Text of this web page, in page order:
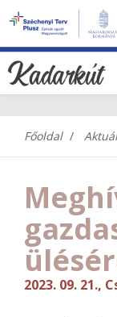
Főoldal
2023. 09. 21.,